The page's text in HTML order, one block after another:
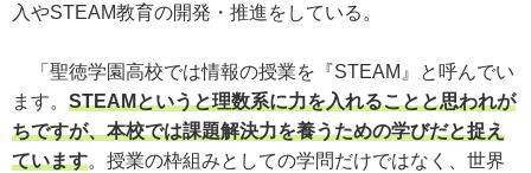
入やSTEAM教育の開発・推進をしている。
「聖徳学園高校では情報の授業を『STEAM』と呼んでい
ます。 STEAMというと理数系に力を入れることと思われが
ちですが、本校では課題解決力を養うための学びだと捉え
ています。授業の枠組みとしての学問だけではなく、世界